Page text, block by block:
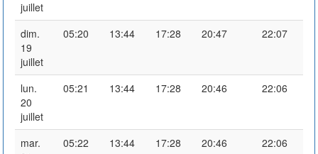
juillet
dim.
19
juillet
05:20 13:44 17:28 20:47 22:07
lun.
20
juillet
05:21 13:44 17:28 20:46 22:06
mar.
05:22 13:44 17:28 20:46 22:06